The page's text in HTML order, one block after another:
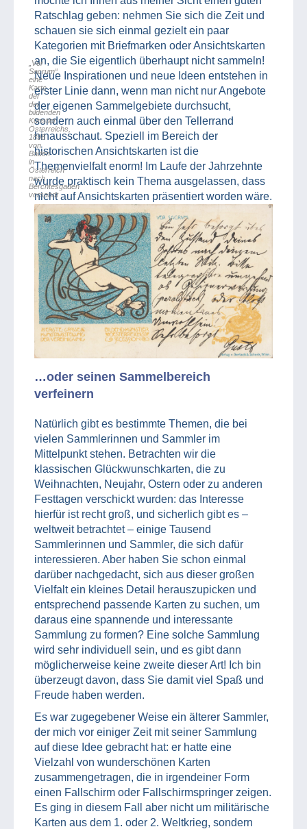
Ratschlag geben: nehmen Sie sich die Zeit und
schauen sie sich einmal gezielt ein paar
Kategorien mit Briefmarken oder Ansichtskarten
an, die Sie eigentlich überhaupt nicht sammeln!
Neue Inspirationen und neue Ideen entstehen in
erster Linie dann, wenn man nicht nur Angebote
der eigenen Sammelgebiete durchsucht,
sondern auch einmal über den Tellerrand
hinausschaut. Speziell im Bereich der
historischen Ansichtskarten ist die
Themenvielfalt enorm! Im Laufe der Jahrzehnte
wurde praktisch kein Thema ausgelassen, dass
nicht auf Ansichtskarten präsentiert worden wäre.
„Ver
Sacrum“,
eine
Karte
der
der
bildenden
Künstler
Österreichs,
1898
von
Baden
in
Österreich
nach
Berchtesgaden
versandt
…oder seinen Sammelbereich
verfeinern
Natürlich gibt es bestimmte Themen, die bei
vielen Sammlerinnen und Sammler im
Mittelpunkt stehen. Betrachten wir die
klassischen Glückwunschkarten, die zu
Weihnachten, Neujahr, Ostern oder zu anderen
Festtagen verschickt wurden: das Interesse
hierfür ist recht groß, und sicherlich gibt es –
weltweit betrachtet – einige Tausend
Sammlerinnen und Sammler, die sich dafür
interessieren. Aber haben Sie schon einmal
darüber nachgedacht, sich aus dieser großen
Vielfalt ein kleines Detail herauszupicken und
entsprechend passende Karten zu suchen, um
daraus eine spannende und interessante
Sammlung zu formen? Eine solche Sammlung
wird sehr individuell sein, und es gibt dann
möglicherweise keine zweite dieser Art! Ich bin
überzeugt davon, dass Sie damit viel Spaß und
Freude haben werden.
Es war zugegebener Weise ein älterer Sammler,
der mich vor einiger Zeit mit seiner Sammlung
auf diese Idee gebracht hat: er hatte eine
Vielzahl von wunderschönen Karten
zusammengetragen, die in irgendeiner Form
einen Fallschirm oder Fallschirmspringer zeigen.
Es ging in diesem Fall aber nicht um militärische
Karten aus dem 1. oder 2. Weltkrieg, sondern